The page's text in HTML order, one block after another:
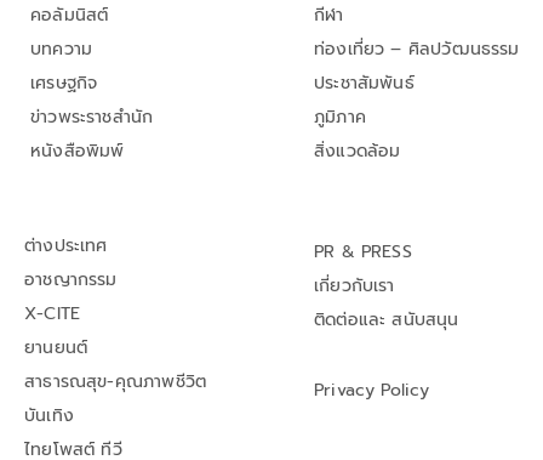
คอลัมนิสต์
บทความ
เศรษฐกิจ
ข่าวพระราชสำนัก
หนังสือพิมพ์
กีฬา
ท่องเที่ยว – ศิลปวัฒนธรรม
ประชาสัมพันธ์
ภูมิภาค
สิ่งแวดล้อม
ต่างประเทศ
อาชญากรรม
X-CITE
ยานยนต์
สาธารณสุข-คุณภาพชีวิต
บันเทิง
ไทยโพสต์ ทีวี
PR & PRESS
เกี่ยวกับเรา
ติดต่อและ สนับสนุน
Privacy Policy